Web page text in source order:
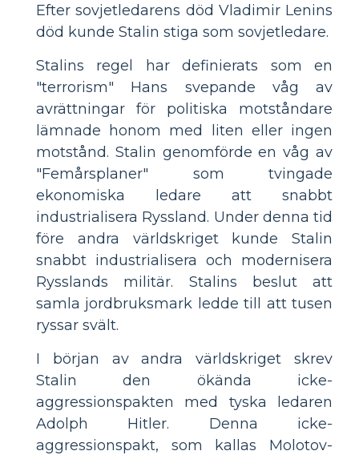
Efter sovjetledarens död Vladimir Lenins
död kunde Stalin stiga som sovjetledare.
Stalins regel har definierats som en
"terrorism" Hans svepande våg av
avrättningar för politiska motståndare
lämnade honom med liten eller ingen
motstånd. Stalin genomförde en våg av
"Femårsplaner" som tvingade
ekonomiska ledare att snabbt
industrialisera Ryssland. Under denna tid
före andra världskriget kunde Stalin
snabbt industrialisera och modernisera
Rysslands militär. Stalins beslut att
samla jordbruksmark ledde till att tusen
ryssar svält.
I början av andra världskriget skrev
Stalin den ökända icke-
aggressionspakten med tyska ledaren
Adolph Hitler. Denna icke-
aggressionspakt, som kallas Molotov-